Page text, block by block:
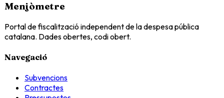
Menjòmetre
Portal de fiscalització independent de la despesa pública
catalana. Dades obertes, codi obert.
Navegació
Subvencions
Contractes